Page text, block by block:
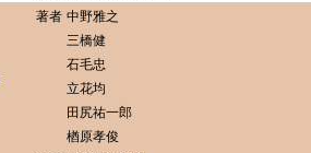
著者 中野雅之
三橋健
石毛忠
立花均
田尻祐一郎
楢原孝俊